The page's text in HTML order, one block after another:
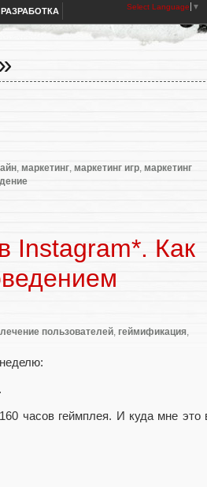
РАЗРАБОТКА Select Language ▼
маркетинг маркетинг игр маркетинг
Instagram*. Как
пользователей геймификация
часов геймплея. И куда мне это